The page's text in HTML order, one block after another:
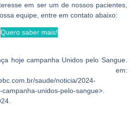
em ser um de nossos pacientes,
equipe, entre em contato abaixo:
Quero saber mais!
hoje campanha Unidos pelo Sangue.
em:
saude/noticia/2024-
unidos-pelo-sangue>.